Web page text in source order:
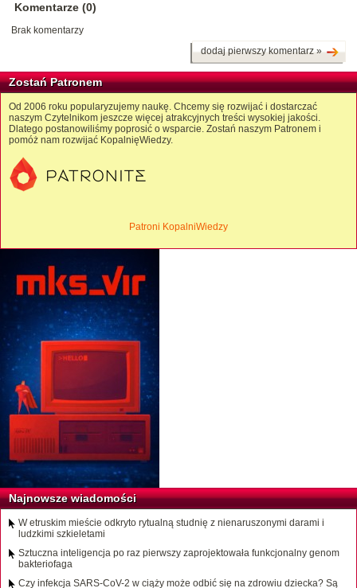
Komentarze (0)
Brak komentarzy
dodaj pierwszy komentarz »
Zostań Patronem
Od 2006 roku popularyzujemy naukę. Chcemy się rozwijać i dostarczać
naszym Czytelnikom jeszcze więcej atrakcyjnych treści wysokiej jakości.
Dlatego postanowiliśmy poprosić o wsparcie. Zostań naszym Patronem i
pomóż nam rozwijać KopalnięWiedzy.
Patroni KopalniWiedzy
Najnowsze wiadomości
W etruskim mieście odkryto rytualną studnię z nienaruszonymi darami i
ludzkimi szkieletami
Sztuczna inteligencja po raz pierwszy zaprojektowała funkcjonalny genom
bakteriofaga
Czy infekcja SARS-CoV-2 w ciąży może odbić się na zdrowiu dziecka? Są